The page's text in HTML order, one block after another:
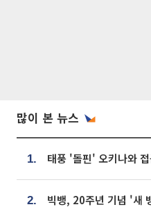
많이 본 뉴스
1.
2.